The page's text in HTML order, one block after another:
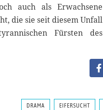
auch als Erwachsene
die sie seit diesem Unfall
Fürsten des
DRAMA EIFERSUCHT